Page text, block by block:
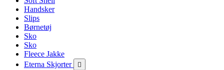
Handsker
Slips
Børnetøj
Sko
Sko
Fleece Jakke
Eterna Skjorter
